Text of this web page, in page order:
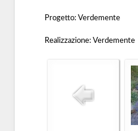
Progetto: Verdemente
Realizzazione: Verdemente